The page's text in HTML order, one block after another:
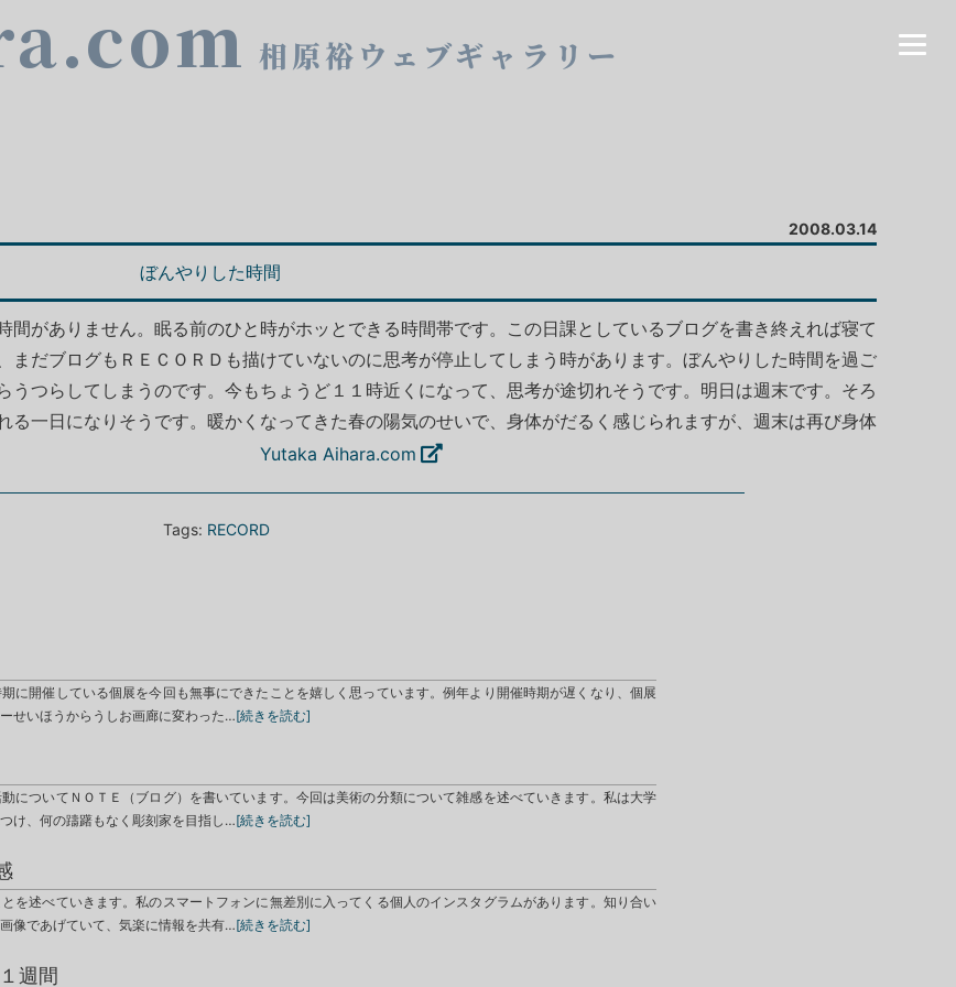
相原裕ウェブギャラリー
2008.03.14
ぼんやりした時間
がありません。眠る前のひと時がホッとできる時間帯です。この日課としているブログを書き終えれば寝て
だブログもＲＥＣＯＲＤも描けていないのに思考が停止してしまう時があります。ぼんやりした時間を過ご
つらしてしまうのです。今もちょうど１１時近くになって、思考が途切れそうです。明日は週末です。そろ
一日になりそうです。暖かくなってきた春の陽気のせいで、身体がだるく感じられますが、週末は再び身体
っています。 Yutaka Aihara.com
Tags: RECORD
に開催している個展を今回も無事にできたことを嬉しく思っています。例年より開催時期が遅くなり、個展
せいほうからうしお画廊に変わった…[続きを読む]
についてＮＯＴＥ（ブログ）を書いています。今回は美術の分類について雑感を述べていきます。私は大学
け、何の躊躇もなく彫刻家を目指し…[続きを読む]
を述べていきます。私のスマートフォンに無差別に入ってくる個人のインスタグラムがあります。知り合い
像であげていて、気楽に情報を共有…[続きを読む]
週間